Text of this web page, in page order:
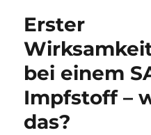
Erster
bei einem
Impfstoff –
das?